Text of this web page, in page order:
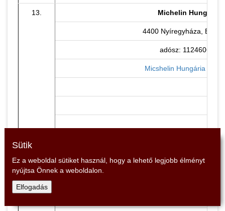
13. Michelin Hungária
4400 Nyíregyháza,
adósz: 11246062-2-
Micshelin Hungária Kft.
14.
4405 Nyíregyháza,
Sütik
Ez a weboldal sütiket használ, hogy a lehető legjobb élményt
nyújtsa Önnek a weboldalon.
Elfogadás